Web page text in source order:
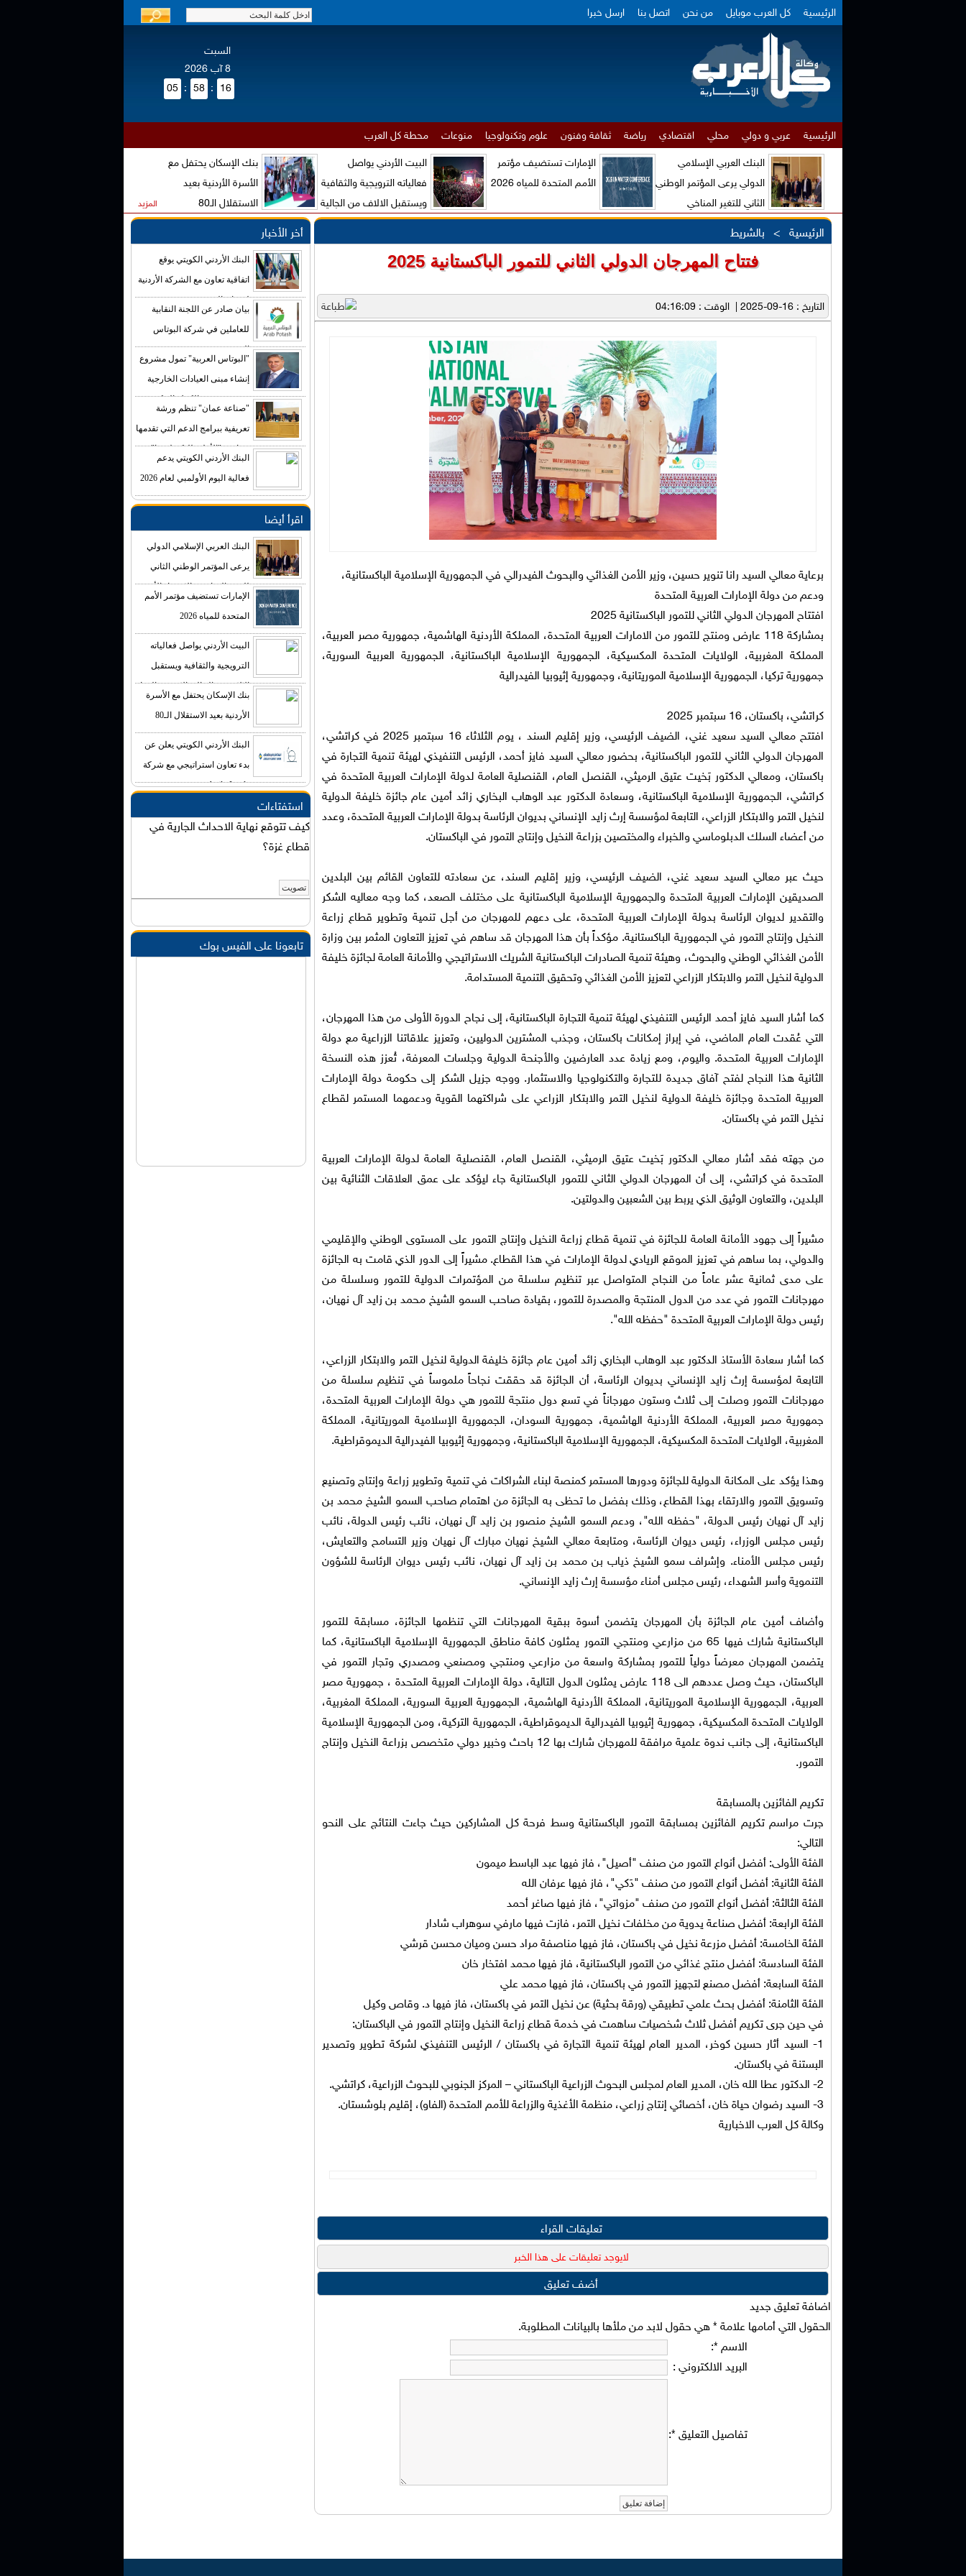
الرئيسية كل العرب موبايل من نحن اتصل بنا ارسل خبرا
السبت
8 آب 2026
05 : 58 : 17
الرئيسية عربي و دولي محلي اقتصادي رياضة ثقافة وفنون علوم وتكنولوجيا منوعات محطة كل العرب
البنك العربي الإسلامي
الدولي يرعى المؤتمر الوطني
الثاني للتغير المناخي
الإمارات تستضيف مؤتمر
الأمم المتحدة للمياه 2026
البيت الأردني يواصل
فعالياته الترويجية والثقافية
ويستقبل الالاف من الجالية
بنك الإسكان يحتفل مع
الأسرة الأردنية بعيد
الاستقلال الـ80
المزيد
الرئيسية > بالشريط
فتتاح المهرجان الدولي الثاني للتمور الباكستانية 2025
التاريخ : 16-09-2025 | الوقت : 04:16:09
برعاية معالي السيد رانا تنوير حسين، وزير الأمن الغذائي والبحوث الفيدرالي في الجمهورية الإسلامية الباكستانية،
ودعم من دولة الإمارات العربية المتحدة
افتتاح المهرجان الدولي الثاني للتمور الباكستانية 2025
بمشاركة 118 عارض ومنتج للتمور من الامارات العربية المتحدة، المملكة الأردنية الهاشمية، جمهورية مصر العربية،
المملكة المغربية، الولايات المتحدة المكسيكية، الجمهورية الإسلامية الباكستانية، الجمهورية العربية السورية،
جمهورية تركيا، الجمهورية الإسلامية الموريتانية، وجمهورية إثيوبيا الفيدرالية
كراتشي، باكستان، 16 سبتمبر 2025
افتتح معالي السيد سعيد غني، الضيف الرئيسي، وزير إقليم السند ، يوم الثلاثاء 16 سبتمبر 2025 في كراتشي،
المهرجان الدولي الثاني للتمور الباكستانية، بحضور معالي السيد فايز أحمد، الرئيس التنفيذي لهيئة تنمية التجارة في
باكستان، ومعالي الدكتور بَخيت عتيق الرميثي، القنصل العام، القنصلية العامة لدولة الإمارات العربية المتحدة في
كراتشي، الجمهورية الإسلامية الباكستانية، وسعادة الدكتور عبد الوهاب البخاري زائد أمين عام جائزة خليفة الدولية
لنخيل التمر والابتكار الزراعي، التابعة لمؤسسة إرث زايد الإنساني بديوان الرئاسة بدولة الإمارات العربية المتحدة، وعدد
من أعضاء السلك الدبلوماسي والخبراء والمختصين بزراعة النخيل وإنتاج التمور في الباكستان.
حيث عبر معالي السيد سعيد غني، الضيف الرئيسي، وزير إقليم السند، عن سعادته للتعاون القائم بين البلدين
الصديقين الإمارات العربية المتحدة والجمهورية الإسلامية الباكستانية على مختلف الصعد، كما وجه معاليه الشكر
والتقدير لديوان الرئاسة بدولة الإمارات العربية المتحدة، على دعهم للمهرجان من أجل تنمية وتطوير قطاع زراعة
النخيل وإنتاج التمور في الجمهورية الباكستانية. مؤكداً بأن هذا المهرجان قد ساهم في تعزيز التعاون المثمر بين وزارة
الأمن الغذائي الوطني والبحوث، وهيئة تنمية الصادرات الباكستانية الشريك الاستراتيجي والأمانة العامة لجائزة خليفة
الدولية لنخيل التمر والابتكار الزراعي لتعزيز الأمن الغذائي وتحقيق التنمية المستدامة.
كما أشار السيد فايز أحمد الرئيس التنفيذي لهيئة تنمية التجارة الباكستانية، إلى نجاح الدورة الأولى من هذا المهرجان،
التي عُقدت العام الماضي، في إبراز إمكانات باكستان، وجذب المشترين الدوليين، وتعزيز علاقاتنا الزراعية مع دولة
الإمارات العربية المتحدة. واليوم، ومع زيادة عدد العارضين والأجنحة الدولية وجلسات المعرفة، تُعزز هذه النسخة
الثانية هذا النجاح لفتح آفاق جديدة للتجارة والتكنولوجيا والاستثمار. ووجه جزيل الشكر إلى حكومة دولة الإمارات
العربية المتحدة وجائزة خليفة الدولية لنخيل التمر والابتكار الزراعي على شراكتهما القوية ودعمهما المستمر لقطاع
نخيل التمر في باكستان.
من جهته فقد أشار معالي الدكتور بَخيت عتيق الرميثي، القنصل العام، القنصلية العامة لدولة الإمارات العربية
المتحدة في كراتشي، إلى أن المهرجان الدولي الثاني للتمور الباكستانية جاء ليؤكد على عمق العلاقات الثنائية بين
البلدين، والتعاون الوثيق الذي يربط بين الشعبين والدولتين.
مشيراً إلى جهود الأمانة العامة للجائزة في تنمية قطاع زراعة النخيل وإنتاج التمور على المستوى الوطني والإقليمي
والدولي، بما ساهم في تعزيز الموقع الريادي لدولة الإمارات في هذا القطاع. مشيراً إلى الدور الذي قامت به الجائزة
على مدى ثمانية عشر عاماً من النجاح المتواصل عبر تنظيم سلسلة من المؤتمرات الدولية للتمور وسلسلة من
مهرجانات التمور في عدد من الدول المنتجة والمصدرة للتمور، بقيادة صاحب السمو الشيخ محمد بن زايد آل نهيان،
رئيس دولة الإمارات العربية المتحدة "حفظه الله".
كما أشار سعادة الأستاذ الدكتور عبد الوهاب البخاري زائد أمين عام جائزة خليفة الدولية لنخيل التمر والابتكار الزراعي،
التابعة لمؤسسة إرث زايد الإنساني بديوان الرئاسة، أن الجائزة قد حققت نجاحاً ملموساً في تنظيم سلسلة من
مهرجانات التمور وصلت إلى ثلاث وستون مهرجاناً في تسع دول منتجة للتمور هي دولة الإمارات العربية المتحدة،
جمهورية مصر العربية، المملكة الأردنية الهاشمية، جمهورية السودان، الجمهورية الإسلامية الموريتانية، المملكة
المغربية، الولايات المتحدة المكسيكية، الجمهورية الإسلامية الباكستانية، وجمهورية إثيوبيا الفيدرالية الديموقراطية.
وهذا يؤكد على المكانة الدولية للجائزة ودورها المستمر كمنصة لبناء الشراكات في تنمية وتطوير زراعة وإنتاج وتصنيع
وتسويق التمور والارتقاء بهذا القطاع، وذلك بفضل ما تحظى به الجائزة من اهتمام صاحب السمو الشيخ محمد بن
زايد آل نهيان رئيس الدولة، "حفظه الله"، ودعم السمو الشيخ منصور بن زايد آل نهيان، نائب رئيس الدولة، نائب
رئيس مجلس الوزراء، رئيس ديوان الرئاسة، ومتابعة معالي الشيخ نهيان مبارك آل نهيان وزير التسامح والتعايش،
رئيس مجلس الأمناء. وإشراف سمو الشيخ ذياب بن محمد بن زايد آل نهيان، نائب رئيس ديوان الرئاسة للشؤون
التنموية وأسر الشهداء، رئيس مجلس أمناء مؤسسة إرث زايد الإنساني.
وأضاف أمين عام الجائزة بأن المهرجان يتضمن أسوة ببقية المهرجانات التي تنظمها الجائزة، مسابقة للتمور
الباكستانية شارك فيها 65 من مزارعي ومنتجي التمور يمثلون كافة مناطق الجمهورية الإسلامية الباكستانية، كما
يتضمن المهرجان معرضاً دولياً للتمور بمشاركة واسعة من مزارعي ومنتجي ومصنعي ومصدري وتجار التمور في
الباكستان، حيث وصل عددهم الى 118 عارض يمثلون الدول التالية، دولة الإمارات العربية المتحدة ، جمهورية مصر
العربية، الجمهورية الإسلامية الموريتانية، المملكة الأردنية الهاشمية، الجمهورية العربية السورية، المملكة المغربية،
الولايات المتحدة المكسيكية، جمهورية إثيوبيا الفيدرالية الديموقراطية، الجمهورية التركية، ومن الجمهورية الإسلامية
الباكستانية، إلى جانب ندوة علمية مرافقة للمهرجان شارك بها 12 باحث وخبير دولي متخصص بزراعة النخيل وإنتاج
التمور.
تكريم الفائزين بالمسابقة
جرت مراسم تكريم الفائزين بمسابقة التمور الباكستانية وسط فرحة كل المشاركين حيث جاءت النتائج على النحو
التالي:
الفئة الأولى: أفضل أنواع التمور من صنف "أصيل"، فاز فيها عبد الباسط ميمون
الفئة الثانية: أفضل أنواع التمور من صنف "دَكي"، فاز فيها عرفان الله
الفئة الثالثة: أفضل أنواع التمور من صنف "مزواتي"، فاز فيها صاغر أحمد
الفئة الرابعة: أفضل صناعة يدوية من مخلفات نخيل التمر، فازت فيها مارفي سوهراب شادار
الفئة الخامسة: أفضل مزرعة نخيل في باكستان، فاز فيها مناصفة مراد حسن وميان محسن قرشي
الفئة السادسة: أفضل منتج غذائي من التمور الباكستانية، فاز فيها محمد افتخار خان
الفئة السابعة: أفضل مصنع لتجهيز التمور في باكستان، فاز فيها محمد علي
الفئة الثامنة: أفضل بحث علمي تطبيقي (ورقة بحثية) عن نخيل التمر في باكستان، فاز فيها د. وقاص وكيل
في حين جرى تكريم أفضل ثلاث شخصيات ساهمت في خدمة قطاع زراعة النخيل وإنتاج التمور في الباكستان:
1- السيد أثار حسين كوخر، المدير العام لهيئة تنمية التجارة في باكستان / الرئيس التنفيذي لشركة تطوير وتصدير
البستنة في باكستان.
2- الدكتور عطا الله خان، المدير العام لمجلس البحوث الزراعية الباكستاني – المركز الجنوبي للبحوث الزراعية، كراتشي.
3- السيد رضوان حیاة خان، أخصائي إنتاج زراعي، منظمة الأغذية والزراعة للأمم المتحدة (الفاو)، إقليم بلوشستان.
وكالة كل العرب الاخبارية
تعليقات القراء
لايوجد تعليقات على هذا الخبر
أضف تعليق
اضافة تعليق جديد
الحقول التي أمامها علامة * هي حقول لابد من ملأها بالبيانات المطلوبة.
الاسم*
:
البريد الالكتروني:
تفاصيل التعليق*
:
أخر الأخبار
البنك الأردني الكويتي يوقع
اتفاقية تعاون مع الشركة الأردنية
لضمان القروض
بيان صادر عن اللجنة النقابية
للعاملين في شركة البوتاس
العربية
"البوتاس العربية" تمول مشروع
إنشاء مبنى العيادات الخارجية
في مستشفى الكرك الحكومي
بكلفة تصل إلى (4) ملايين دينار
"صناعة عمان" تنظم ورشة
تعريفية ببرامج الدعم التي تقدمها
صناديق "الأعلى للتكنولوجيا"
البنك الأردني الكويتي يدعم
فعالية اليوم الأولمبي لعام 2026
اقرأ أيضا
البنك العربي الإسلامي الدولي
يرعى المؤتمر الوطني الثاني
للتغير المناخي والاقتصاد الأخضر
الإمارات تستضيف مؤتمر الأمم
المتحدة للمياه 2026
البيت الأردني يواصل فعالياته
الترويجية والثقافية ويستقبل
الالاف من الجالية الاردنية والزوار
بنك الإسكان يحتفل مع الأسرة
الأردنية بعيد الاستقلال الـ80
البنك الأردني الكويتي يعلن عن
بدء تعاون استراتيجي مع شركة
Agile-Leads
استفتاءات
كيف تتوقع نهاية الاحداث الجارية في
قطاع غزة؟
تابعونا على الفيس بوك